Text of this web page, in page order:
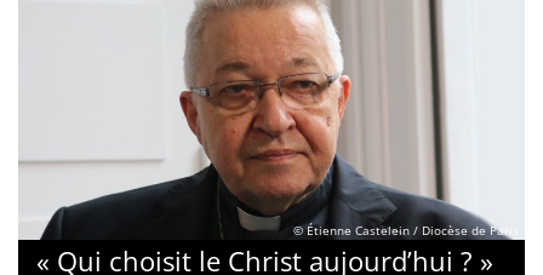
© Étienne Castelein / Diocèse de Paris
« Qui choisit le Christ aujourd’hui ? »